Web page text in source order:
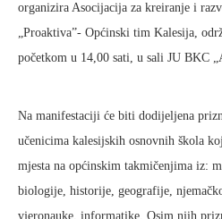
organizira Asocijacija za kreiranje i
„Proaktiva”- Općinski tim Kalesija,
početkom u 14,00 sati, u sali JU BKC
Na manifestaciji će biti dodijeljena
učenicima kalesijskih osnovnih škola
mjesta na općinskim takmičenjima iz:
biologije, historije, geografije,
vjeronauke, informatike. Osim njih